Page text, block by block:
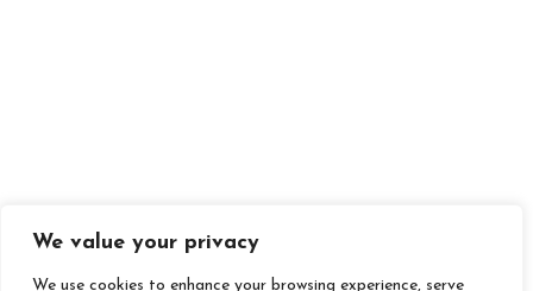
We value your privacy
We use cookies to enhance your browsing experience, serve